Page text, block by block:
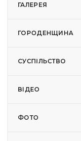
ГАЛЕРЕЯ
ГОРОДЕНЩИНА
СУСПІЛЬСТВО
ВІДЕО
ФОТО